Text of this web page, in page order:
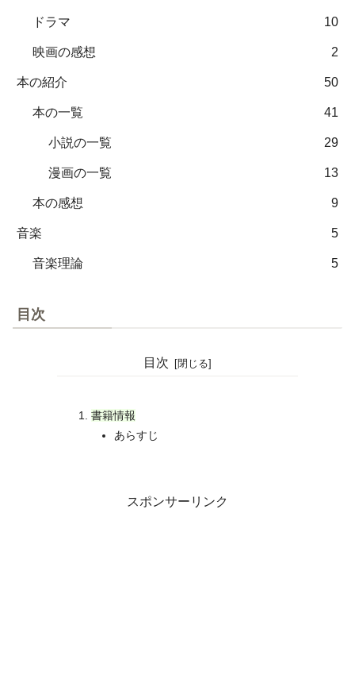
ドラマ 10
映画の感想 2
本の紹介 50
本の一覧 41
小説の一覧 29
漫画の一覧 13
本の感想 9
音楽 5
音楽理論 5
目次
目次
書籍情報
あらすじ
スポンサーリンク